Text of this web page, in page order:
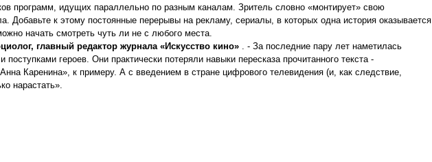
программ, идущих параллельно по разным каналам. Зритель словно «монтирует» свою
Добавьте к этому постоянные перерывы на рекламу, сериалы, в которых одна история оказывается
начать смотреть чуть ли не с любого места.
главный редактор журнала «Искусство кино». - За последние пару лет наметилась
героев. Они практически потеряли навыки пересказа прочитанного текста -
Каренина», к примеру. А с введением в стране цифрового телевидения (и, как следствие,
нарастать».